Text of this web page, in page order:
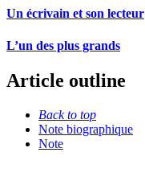
Un écrivain et son lecteur
L’un des plus grands
Article outline
Back to top
Note biographique
Note